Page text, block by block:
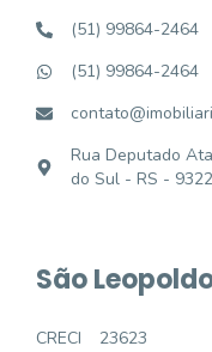
(51) 99864-2464
(51) 99864-2464
Rua Deputado
do Sul - RS -
São
CRECI
23623